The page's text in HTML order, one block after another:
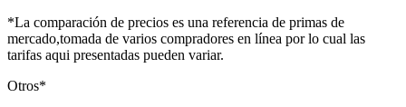
*La comparación de precios es una referencia de primas de
mercado,tomada de varios compradores en línea por lo cual las
tarifas aqui presentadas pueden variar.
Otros*